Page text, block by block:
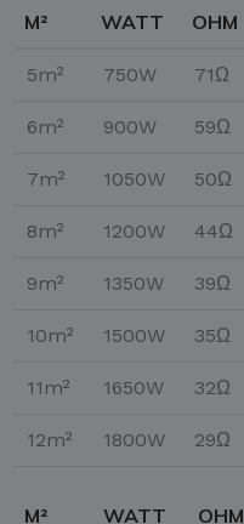
M² WATT OHM
5m² 750W 71Ω
6m² 900W 59Ω
7m² 1050W 50Ω
8m² 1200W 44Ω
9m² 1350W 39Ω
10m² 1500W 35Ω
11m² 1650W 32Ω
12m² 1800W 29Ω
M² WATT OHM